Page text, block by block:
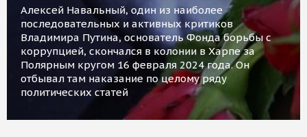
Алексей Навальный, один из наиболее
последовательных и активных критиков
Владимира Путина, основатель Фонда борьбы с
коррупцией, скончался в колонии в Харпе за
Полярным кругом 16 февраля 2024 года. Он
отбывал там наказание по целому ряду
политических статей